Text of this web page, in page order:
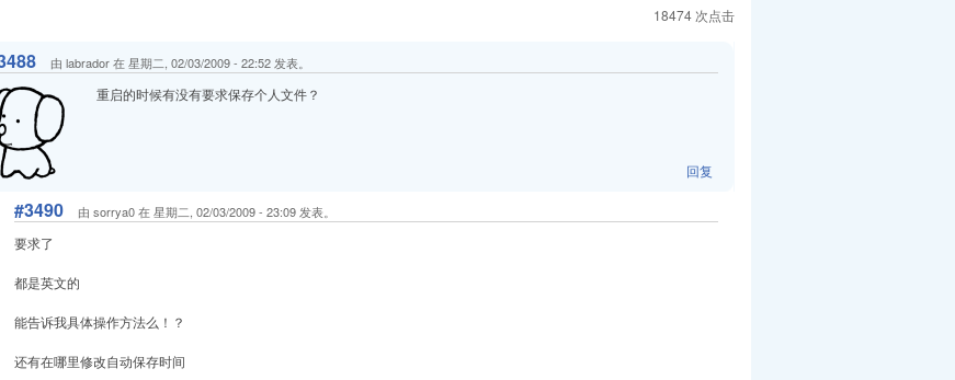
18474 次点击
由 labrador 在 星期二, 02/03/2009 - 22:52 发表。
重启的时候有没有要求保存个人文件？
回复
#3490 由 sorrya0 在 星期二, 02/03/2009 - 23:09 发表。
要求了
都是英文的
能告诉我具体操作方法么！？
还有在哪里修改自动保存时间